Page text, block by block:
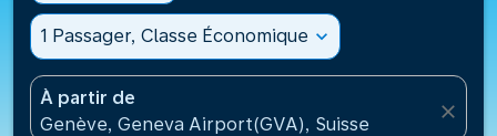
1 Passager, Classe Économique expand_more
À partir de
Genève, Geneva Airport(GVA), Suisse
close